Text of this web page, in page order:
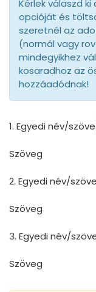
Kérlek válaszd
opcióját és
szeretnél az
(normál vagy
mindegyikhez
kosaradhoz az
hozzáadódnak!
1. Egyedi név/
Szöveg
2. Egyedi név/
Szöveg
3. Egyedi név/
Szöveg